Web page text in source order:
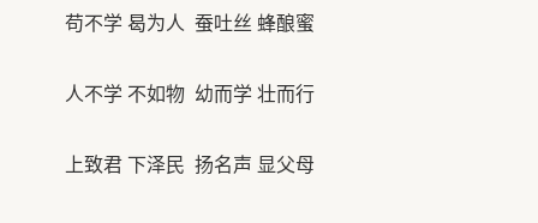
苟不学 曷为人 蚕吐丝 蜂酿蜜
人不学 不如物 幼而学 壮而行
上致君 下泽民 扬名声 显父母